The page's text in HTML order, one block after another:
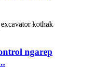
ngarep